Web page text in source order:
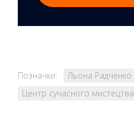
Позначки: Льона Радченко
Центр сучасного мистецтва